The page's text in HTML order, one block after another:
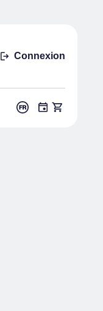
Connexion